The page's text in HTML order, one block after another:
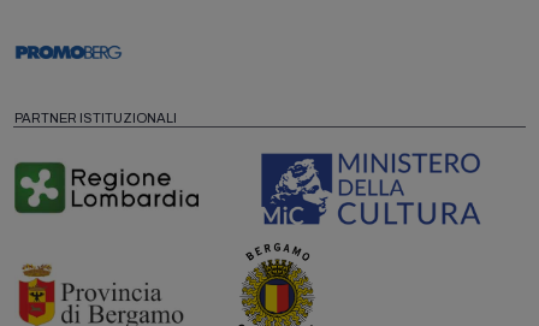
PARTNER ISTITUZIONALI